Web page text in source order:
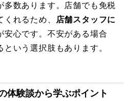
多数あります。店舗でも免税
れるため、
店舗スタッフに
安心です。不安がある場合
いう選択肢もあります。
体験談から学ぶポイント